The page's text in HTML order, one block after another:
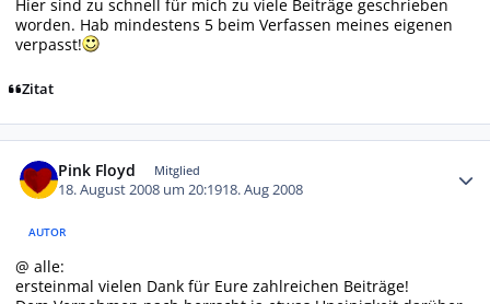
Hier sind zu schnell für mich zu viele Beiträge geschrieben
worden. Hab mindestens 5 beim Verfassen meines eigenen
verpasst!
Zitat
Pink Floyd Mitglied
18. August 2008 um 20:1918. Aug 2008
AUTOR
@ alle:
ersteinmal vielen Dank für Eure zahlreichen Beiträge!